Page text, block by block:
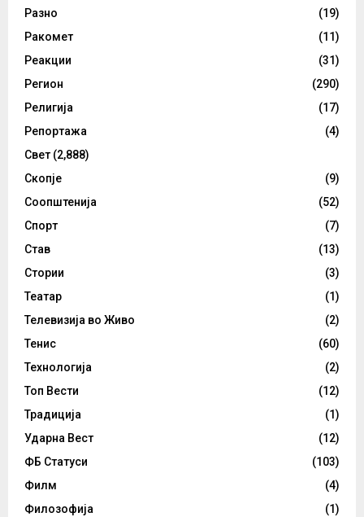
Разно
(19)
Ракомет
(11)
Реакции
(31)
Регион
(290)
Религија
(17)
Репортажа
(4)
Свет (2,888)
Скопје
(9)
Соопштенија
(52)
Спорт
(7)
Став
(13)
Стории
(3)
Театар
(1)
Телевизија во Живо
(2)
Тенис
(60)
Технологија
(2)
Топ Вести
(12)
Традиција
(1)
Ударна Вест
(12)
ФБ Статуси
(103)
Филм
(4)
Филозофија
(1)